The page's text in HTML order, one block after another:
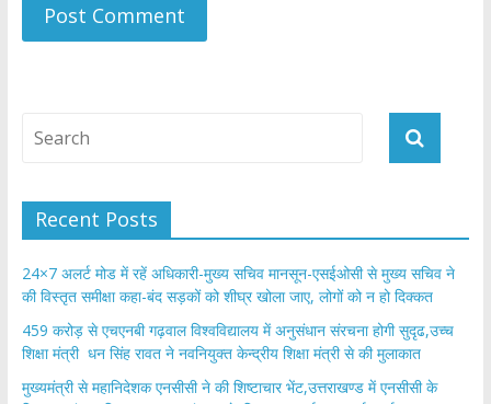
Recent Posts
24×7 अलर्ट मोड में रहें अधिकारी-मुख्य सचिव मानसून-एसईओसी से मुख्य सचिव ने
की विस्तृत समीक्षा कहा-बंद सड़कों को शीघ्र खोला जाए, लोगों को न हो दिक्कत
459 करोड़ से एचएनबी गढ़वाल विश्वविद्यालय में अनुसंधान संरचना होगी सुदृढ,उच्च
शिक्षा मंत्री धन सिंह रावत ने नवनियुक्त केन्द्रीय शिक्षा मंत्री से की मुलाकात
मुख्यमंत्री से महानिदेशक एनसीसी ने की शिष्टाचार भेंट,उत्तराखण्ड में एनसीसी के